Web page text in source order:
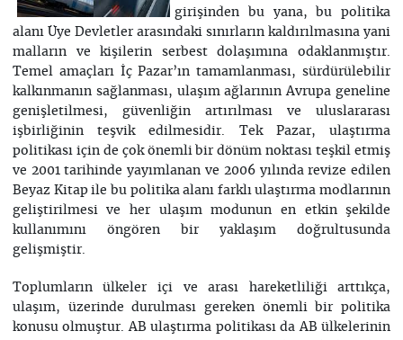
girişinden bu yana, bu politika
alanı Üye Devletler arasındaki sınırların kaldırılmasına yani
malların ve kişilerin serbest dolaşımına odaklanmıştır.
Temel amaçları İç Pazar’ın tamamlanması, sürdürülebilir
kalkınmanın sağlanması, ulaşım ağlarının Avrupa geneline
genişletilmesi, güvenliğin artırılması ve uluslararası
işbirliğinin teşvik edilmesidir. Tek Pazar, ulaştırma
politikası için de çok önemli bir dönüm noktası teşkil etmiş
ve 2001 tarihinde yayımlanan ve 2006 yılında revize edilen
Beyaz Kitap ile bu politika alanı farklı ulaştırma modlarının
geliştirilmesi ve her ulaşım modunun en etkin şekilde
kullanımını öngören bir yaklaşım doğrultusunda
gelişmiştir.
Toplumların ülkeler içi ve arası hareketliliği arttıkça,
ulaşım, üzerinde durulması gereken önemli bir politika
konusu olmuştur. AB ulaştırma politikası da AB ülkelerinin